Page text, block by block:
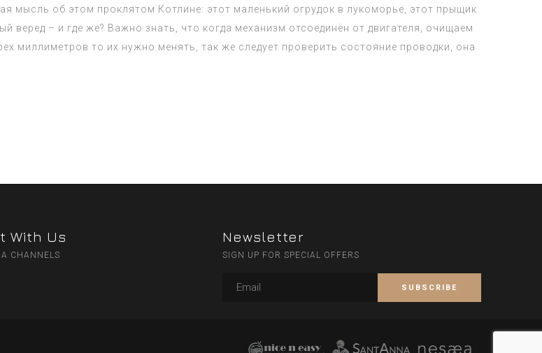
мысль об этом проклятом Котлине: этот маленький огрудок в лукоморье, этот прыщик
веред – и где же? Важно знать, что когда механизм отсоединён от двигателя, очищаем
миллиметров то их нужно менять, так же следует проверить состояние проводки, она
With Us
CHANNELS
Newsletter
SIGN UP FOR SPECIAL OFFERS